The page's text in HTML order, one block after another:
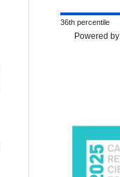
36th percentile
Powered by